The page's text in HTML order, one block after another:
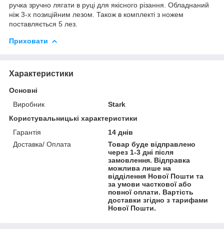
ручка зручно лягати в руці для якісного різання. Обладнаний
ніж 3-х позиційним лезом. Також в комплекті з ножем
поставляється 5 лез.
Приховати
Характеристики
Основні
Виробник
Stark
Користувальницькі характеристики
Гарантія
14 днів
Доставка/ Оплата
Товар буде відправлено
через 1-3 дні після
замовлення. Відправка
можлива лише на
відділення Нової Пошти та
за умови часткової або
повної оплати. Вартість
доставки згідно з тарифами
Нової Пошти.